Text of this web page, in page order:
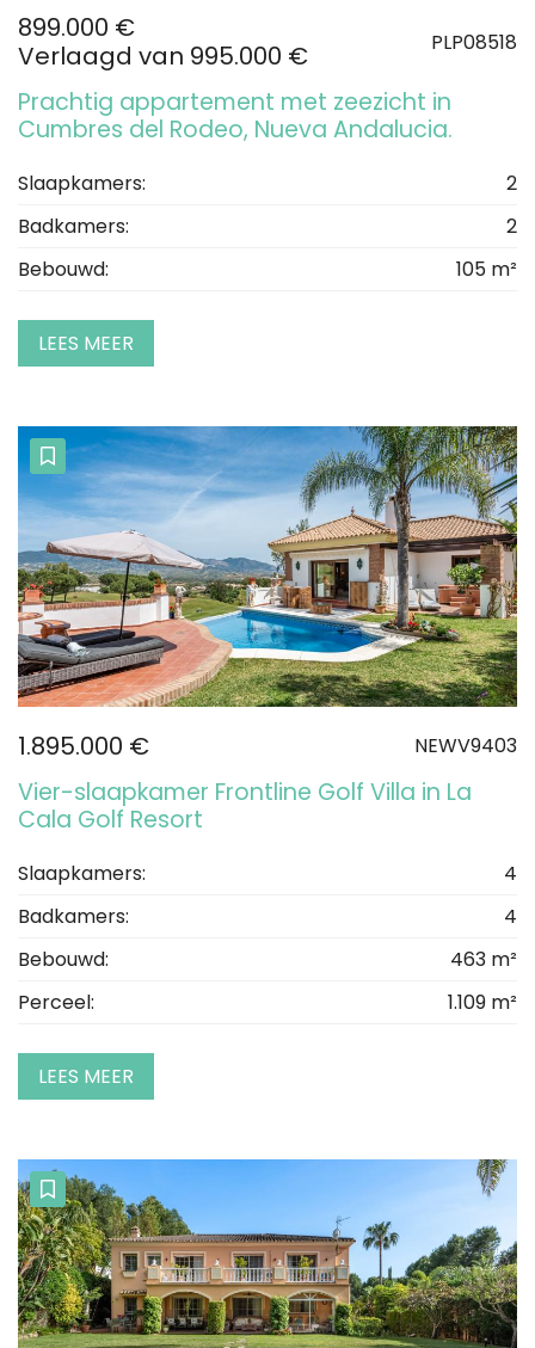
899.000 €
Verlaagd van 995.000 €
PLP08518
Prachtig appartement met zeezicht in
Cumbres del Rodeo, Nueva Andalucia.
Slaapkamers:
2
Badkamers:
2
Bebouwd:
105 m²
LEES MEER
1.895.000 € NEWV9403
Vier-slaapkamer Frontline Golf Villa in La
Cala Golf Resort
Slaapkamers:
4
Badkamers:
4
Bebouwd:
463 m²
Perceel:
1.109 m²
LEES MEER